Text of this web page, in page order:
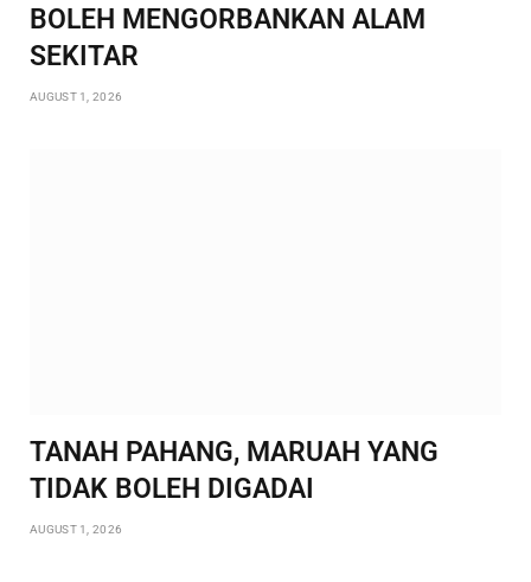
BOLEH MENGORBANKAN ALAM
SEKITAR
AUGUST 1, 2026
TANAH PAHANG, MARUAH YANG
TIDAK BOLEH DIGADAI
AUGUST 1, 2026